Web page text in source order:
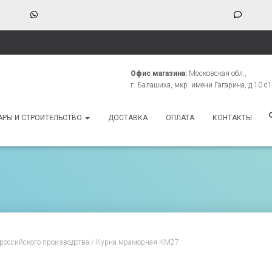
Офис магазина: Московская обл.,
г. Балашиха, мкр. имени Гагарина, д 10 с1
И СТРОИТЕЛЬСТВО ДОСТАВКА ОПЛАТА КОНТАКТЫ
производства / Курна мраморная КМ27